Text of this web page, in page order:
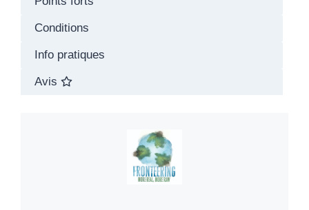
Conditions
Info pratiques
Avis